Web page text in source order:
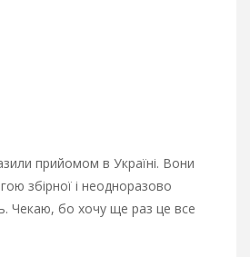
прийомом в Україні. Вони
збірної і неодноразово
Чекаю, бо хочу ще раз це все